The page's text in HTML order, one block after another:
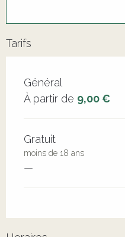
Tarifs
Tarifs 2026
Général
À partir de 9,00 €
Gratuit
moins de 18 ans
—